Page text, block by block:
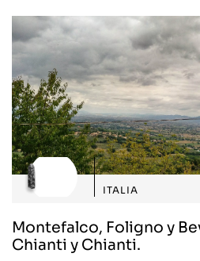
ITALIA
Montefalco, Foligno y
Chianti y Chianti.